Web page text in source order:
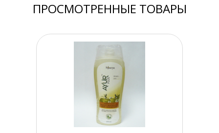
ПРОСМОТРЕННЫЕ ТОВАРЫ